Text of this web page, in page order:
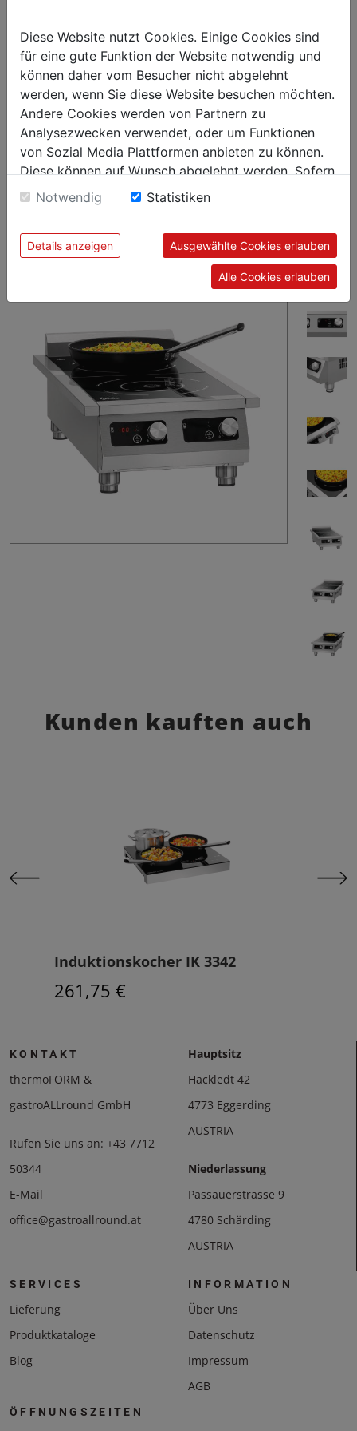
Auftischgerät mit eleganter Optik. Ausgestattet mit zwei
großen Kochstellen für Topfdurchmesser bis 280 mm und
Wechselmöglichkeit zwischen Leistungsstufen und
Temperatur ist er mit einer Gesamtleistung von 10 kW ein
leistungsstarker Begleiter.
Kunden kauften auch
Induktionskocher IK 3342
261,75 €
KONTAKT
thermoFORM &
gastroALLround GmbH
Rufen Sie uns an: +43 7712
50344
E-Mail
office@gastroallround.at
Hauptsitz
Hackledt 42
4773 Eggerding
AUSTRIA
Niederlassung
Passauerstrasse 9
4780 Schärding
AUSTRIA
SERVICES
Lieferung
Produktkataloge
Blog
INFORMATION
Über Uns
Datenschutz
Impressum
AGB
ÖFFNUNGSZEITEN
Diese Website nutzt Cookies. Einige Cookies sind
für eine gute Funktion der Website notwendig und
können daher vom Besucher nicht abgelehnt
werden, wenn Sie diese Website besuchen möchten.
Andere Cookies werden von Partnern zu
Analysezwecken verwendet, oder um Funktionen
von Sozial Media Plattformen anbieten zu können.
Diese können auf Wunsch abgelehnt werden. Sofern
sie unsere Webseite weiter nutzen, geben Sie
Einwilligung zu unseren Cookies.
Notwendig Statistiken
Details anzeigen Ausgewählte Cookies erlauben
Alle Cookies erlauben